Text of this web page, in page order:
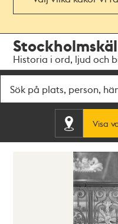
navigationen
huvudinnehållet
Historia i ord, ljud och
Visa